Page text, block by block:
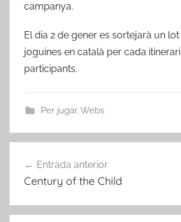
campanya.
El dia 2 de gener es sortejarà un
joguines en català per cada
participants.
Per jugar,Webs
d'entrades
Entrada anterior
Century of the Child